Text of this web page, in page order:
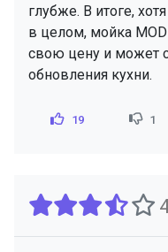
глубже. В итоге,
в целом, мойка
свою цену и может
обновления кухни.
19 1